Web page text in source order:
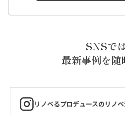
SNSでは
最新事例を随
リノベるプロデュースのリノ